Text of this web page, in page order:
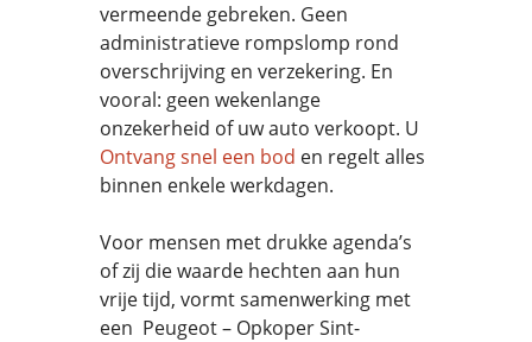
vermeende gebreken. Geen
administratieve rompslomp rond
overschrijving en verzekering. En
vooral: geen wekenlange
onzekerheid of uw auto verkoopt. U
Ontvang snel een bod en regelt alles
binnen enkele werkdagen.
Voor mensen met drukke agenda’s
of zij die waarde hechten aan hun
vrije tijd, vormt samenwerking met
een Peugeot – Opkoper Sint-